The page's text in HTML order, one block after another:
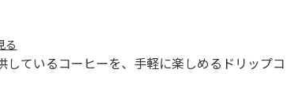
る
しているコーヒーを、手軽に楽しめるドリップコ